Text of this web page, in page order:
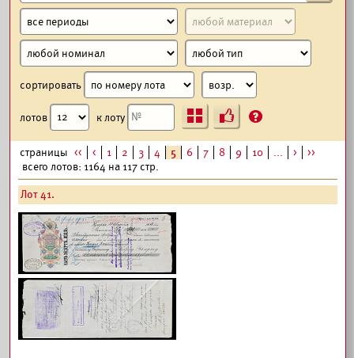
сортировать
лотов к лоту Ъ ?
страницы << < 1 2 3 4 5 6 7 8 9 10 ... >
>>
всего лотов: 1164 на 117 стр.
Лот 41.